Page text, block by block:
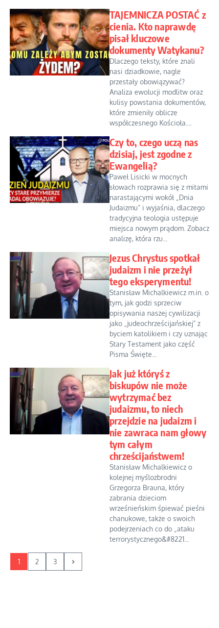
TAJEMNICZA POSTAĆ z
cienia. Kto naprawdę
pisał kluczowe
dokumenty Watykanu?
Dlaczego teksty, które znali
nasi dziadkowie, nagle
przestały obowiązywać?
Analiza ewolucji modlitw oraz
kulisy powstania dokumentów,
które zmieniły oblicze
współczesnego Kościoła....
Czy to, czego uczą nas
dzisiaj, jest zgodne z
Ewangelią?
Paweł Lisicki w mocnych
słowach rozprawia się z mitami
narastającymi wokół „Dnia
Judaizmu” i wyjaśnia, dlaczego
tradycyjna teologia ustępuje
miejsca nowym prądom. Zobacz
analizę, która rzu...
Jezus Chrystus spotkał
judaizm i nie przeżył
tego eksperymentu!
Stanisław Michalkiewicz m.in. o
tym, jak godzi sprzeciw
opisywania naszej cywilizacji
jako „judeochrześcijańskiej” z
byciem katolikiem i czy uznając
Stary Testament jako część
Pisma Święte...
Jak już któryś z
biskupów nie może
wytrzymać bez
judaizmu, to niech
przejdzie na judaizm i
nie zawraca nam głowy
tym całym
chrześcijaństwem!
Stanisław Michalkiewicz o
kolejnej myślozbrodni
Grzegorza Brauna, który
zabrania dzieciom
wrześnieńskim śpiewać pieśni
chanukowe, także o swoich
podejrzeniach co do „ataku
terrorystycznego&#8221...
1 2 3